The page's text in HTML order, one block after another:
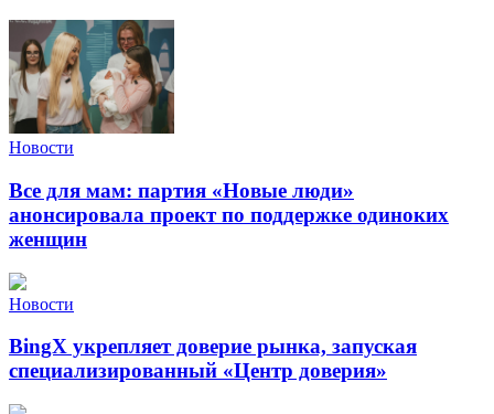
Новости
Все для мам: партия «Новые люди»
анонсировала проект по поддержке одиноких
женщин
Новости
BingX укрепляет доверие рынка, запуская
специализированный «Центр доверия»